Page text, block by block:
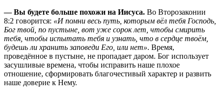
— Вы будете больше похожи на Иисуса. Во Второзаконии
8:2 говорится: «И помни весь путь, которым вёл тебя Господь,
Бог твой, по пустыне, вот уже сорок лет, чтобы смирить
тебя, чтобы испытать тебя и узнать, что в сердце твоём,
будешь ли хранить заповеди Его, или нет». Время,
проведённое в пустыне, не пропадает даром. Бог использует
засушливые времена, чтобы исправить наше плохое
отношение, сформировать благочестивый характер и развить
наше доверие к Нему.